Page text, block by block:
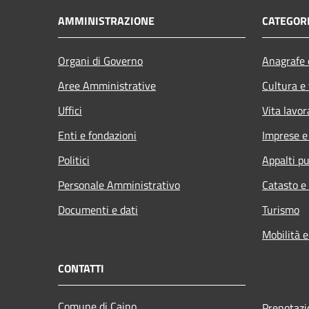
AMMINISTRAZIONE
Organi di Governo
Aree Amministrative
Uffici
Enti e fondazioni
Politici
Personale Amministrativo
Documenti e dati
Cultura
Vita
Imprese
Appalti
Catasto
Turismo
Mobilità
CONTATTI